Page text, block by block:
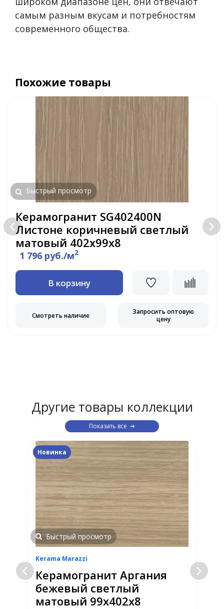
самым разным вкусам и потребностям
современного общества.
Похожие товары
Быстрый просмотр
Керамогранит SG402400N
Листоне коричневый светлый
матовый 402х99х8
1 796 руб./м2
В корзину
Смотреть наличие
Запросить оптовую
цену
Другие товары коллекции
Показать все
Новинка
Быстрый просмотр
Kerama Marazzi
Керамогранит Аргания
бежевый светлый
матовый 99x402x8